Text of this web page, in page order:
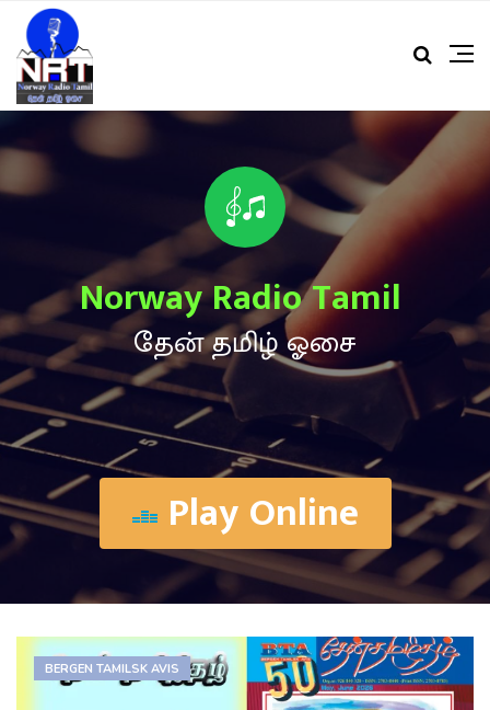
Norway Radio Tamil ​
தேன் தமிழ் ஓசை
Play Online
BERGEN TAMILSK AVIS